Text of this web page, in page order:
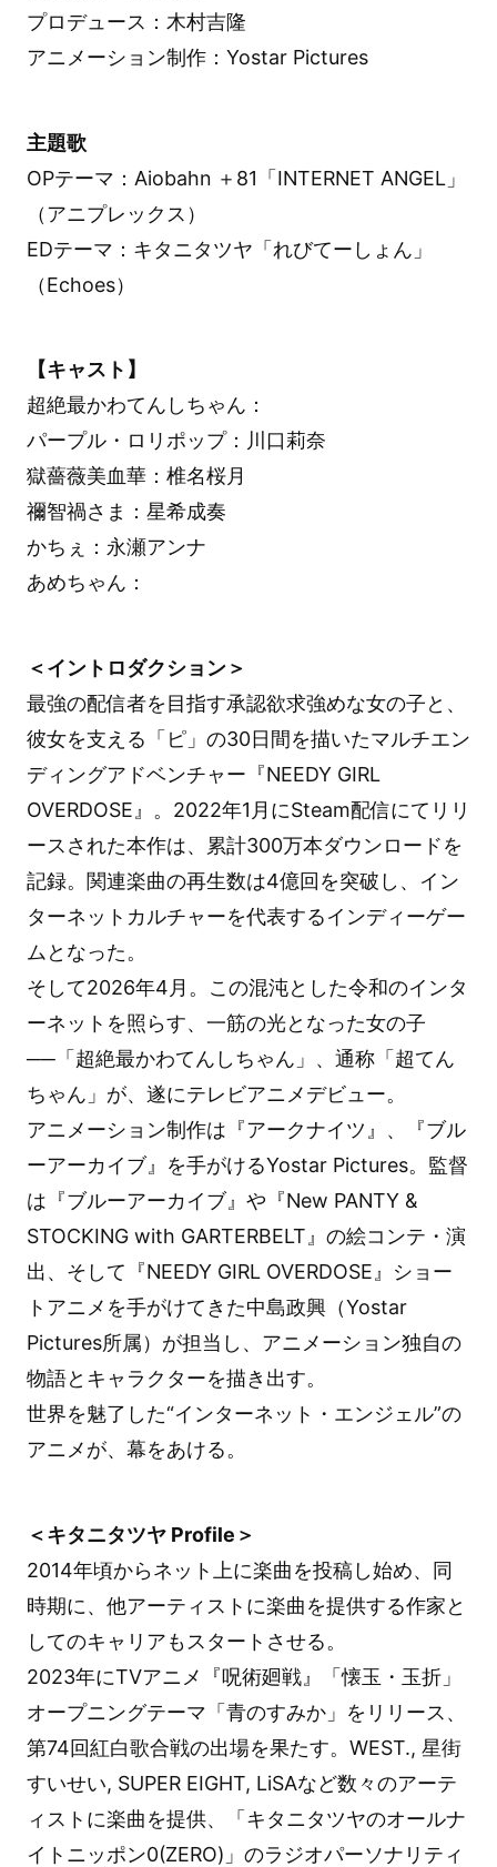
プロデュース：木村吉隆
アニメーション制作：Yostar Pictures
主題歌
OPテーマ：Aiobahn ＋81「INTERNET ANGEL」
（アニプレックス）
EDテーマ：キタニタツヤ「れびてーしょん」
（Echoes）
【キャスト】
超絶最かわてんしちゃん：
パープル・ロリポップ：川口莉奈
獄薔薇美血華：椎名桜月
禰󠄀智禍さま：星希成奏
かちぇ：永瀬アンナ
あめちゃん：
＜イントロダクション＞
最強の配信者を目指す承認欲求強めな女の子と、
彼女を支える「ピ」の30日間を描いたマルチエン
ディングアドベンチャー『NEEDY GIRL
OVERDOSE』。2022年1月にSteam配信にてリリ
ースされた本作は、累計300万本ダウンロードを
記録。関連楽曲の再生数は4億回を突破し、イン
ターネットカルチャーを代表するインディーゲー
ムとなった。
そして2026年4月。この混沌とした令和のインタ
ーネットを照らす、一筋の光となった女の子
──「超絶最かわてんしちゃん」、通称「超てん
ちゃん」が、遂にテレビアニメデビュー。
アニメーション制作は『アークナイツ』、『ブル
ーアーカイブ』を手がけるYostar Pictures。監督
は『ブルーアーカイブ』や『New PANTY &
STOCKING with GARTERBELT』の絵コンテ・演
出、そして『NEEDY GIRL OVERDOSE』ショー
トアニメを手がけてきた中島政興（Yostar
Pictures所属）が担当し、アニメーション独自の
物語とキャラクターを描き出す。
世界を魅了した“インターネット・エンジェル”の
アニメが、幕をあける。
＜キタニタツヤ Profile＞
2014年頃からネット上に楽曲を投稿し始め、同
時期に、他アーティストに楽曲を提供する作家と
してのキャリアもスタートさせる。
2023年にTVアニメ『呪術廻戦』「懐玉・玉折」
オープニングテーマ「青のすみか」をリリース、
第74回紅白歌合戦の出場を果たす。WEST., 星街
すいせい, SUPER EIGHT, LiSAなど数々のアーテ
ィストに楽曲を提供、「キタニタツヤのオールナ
イトニッポン0(ZERO)」のラジオパーソナリティ